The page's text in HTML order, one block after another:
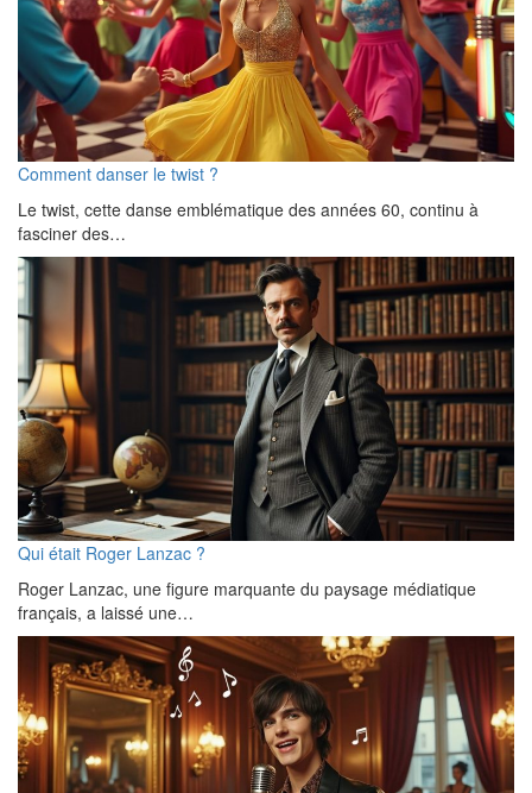
Comment danser le twist ?
Le twist, cette danse emblématique des années 60, continu à
fasciner des…
Qui était Roger Lanzac ?
Roger Lanzac, une figure marquante du paysage médiatique
français, a laissé une…